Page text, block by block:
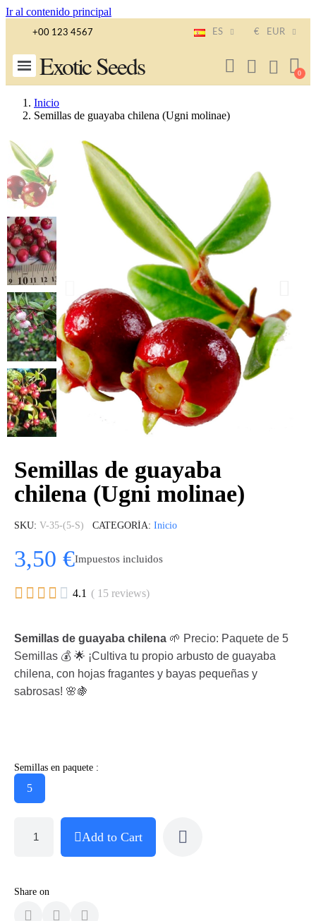
Ir al contenido principal
+00 123 4567 ES € EUR
Exotic Seeds
Inicio
Semillas de guayaba chilena (Ugni molinae)
Semillas de guayaba
chilena (Ugni molinae)
SKU V-35-(5-S) CATEGORÍA Inicio
3,50 €Impuestos incluidos
     4.1 ( 15 reviews)
Semillas de guayaba chilena 🌱 Precio: Paquete de 5
Semillas 💰 🌟 ¡Cultiva tu propio arbusto de guayaba
chilena, con hojas fragantes y bayas pequeñas y
sabrosas! 🌸🍇
Semillas en paquete :
5
Add to Cart
Share on